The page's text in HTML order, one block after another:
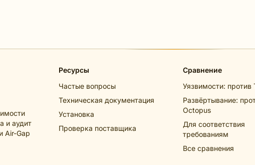
и аудит
Air-Gap
Ресурсы
Частые вопросы
Техническая документация
Установка
Проверка поставщика
Сравнение
Уязвимости: против
Развёртывание:
Octopus
Для соответствия
требованиям
Все сравнения